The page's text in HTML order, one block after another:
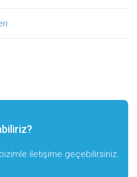
iletişime geçebilirsiniz.